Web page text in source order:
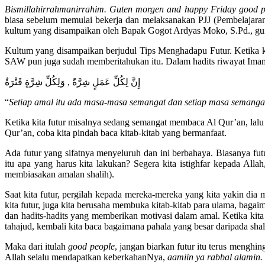
Bismillahirrahmanirrahim. Guten morgen and happy Friday good
biasa sebelum memulai bekerja dan melaksanakan PJJ
kultum yang disampaikan oleh Bapak Gogot Ardyas Moko, S.Pd.,
Kultum yang disampaikan berjudul Tips Menghadapu Futur. Ketika
SAW pun juga sudah memberitahukan itu. Dalam hadits riwayat
إِنَّ لِكُلِّ عَمَلٍ شِرَّةً , وَلِكُلِّ شِرَّةٍ فَتْرَةٌ
“Setiap amal itu ada masa-masa semangat dan setiap masa
Ketika kita futur misalnya sedang semangat membaca Al Qur’an,
Qur’an, coba kita pindah baca kitab-kitab yang bermanfaat.
Ada futur yang sifatnya menyeluruh dan ini berbahaya. Biasanya
itu apa yang harus kita lakukan? Segera kita istighfar kepada
membiasakan amalan shalih).
Saat kita futur, pergilah kepada mereka-mereka yang kita yakin
kita futur, juga kita berusaha membuka kitab-kitab para ulama,
dan hadits-hadits yang memberikan motivasi dalam amal. Ketika
tahajud, kembali kita baca bagaimana pahala yang besar daripada
Maka dari itulahgood people, jangan biarkan futur itu terus
Allah selalu mendapatkan keberkahanNya, aamiin ya rabbal alamin.